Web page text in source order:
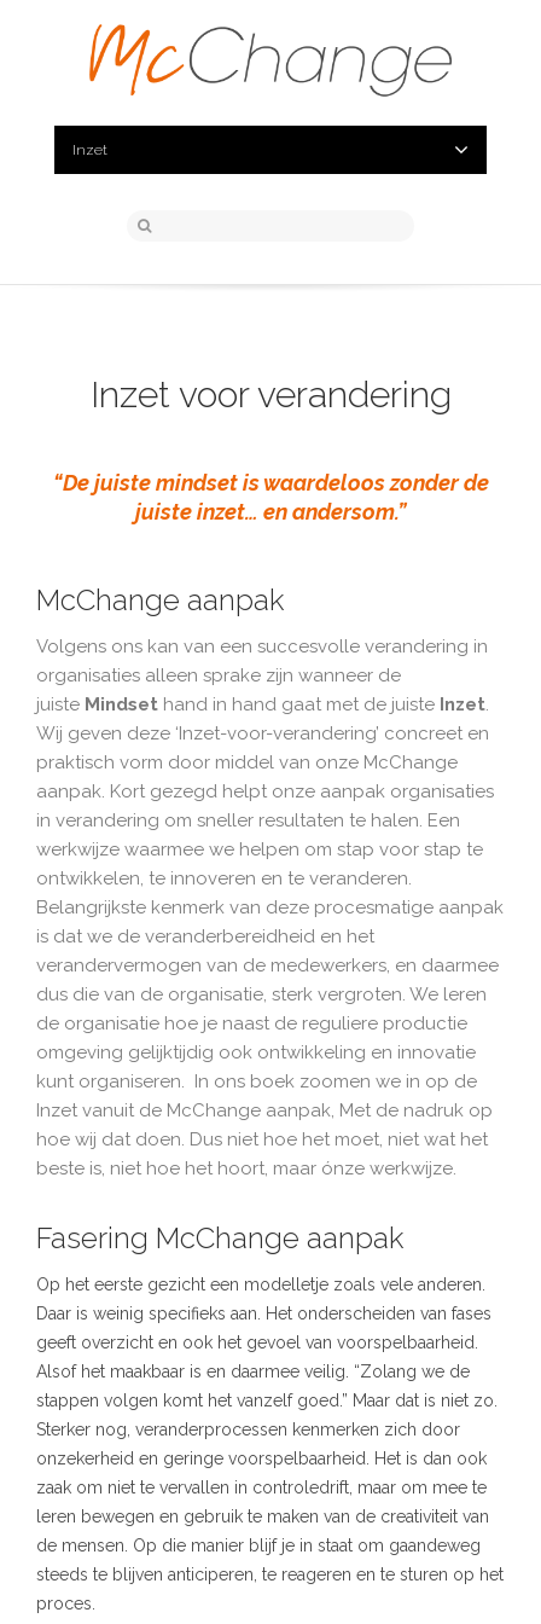
Inzet
Inzet voor verandering
“De juiste mindset is waardeloos zonder de
juiste inzet… en andersom.”
McChange aanpak
Volgens ons kan van een succesvolle verandering in
organisaties alleen sprake zijn wanneer de
juiste Mindset hand in hand gaat met de juiste Inzet.
Wij geven deze ‘Inzet-voor-verandering’ concreet en
praktisch vorm door middel van onze McChange
aanpak. Kort gezegd helpt onze aanpak organisaties
in verandering om sneller resultaten te halen. Een
werkwijze waarmee we helpen om stap voor stap te
ontwikkelen, te innoveren en te veranderen.
Belangrijkste kenmerk van deze procesmatige aanpak
is dat we de veranderbereidheid en het
verandervermogen van de medewerkers, en daarmee
dus die van de organisatie, sterk vergroten. We leren
de organisatie hoe je naast de reguliere productie
omgeving gelijktijdig ook ontwikkeling en innovatie
kunt organiseren. In ons boek zoomen we in op de
Inzet vanuit de McChange aanpak, Met de nadruk op
hoe wij dat doen. Dus niet hoe het moet, niet wat het
beste is, niet hoe het hoort, maar ónze werkwijze.
Fasering McChange aanpak
Op het eerste gezicht een modelletje zoals vele anderen.
Daar is weinig specifieks aan. Het onderscheiden van fases
geeft overzicht en ook het gevoel van voorspelbaarheid.
Alsof het maakbaar is en daarmee veilig. “Zolang we de
stappen volgen komt het vanzelf goed.” Maar dat is niet zo.
Sterker nog, veranderprocessen kenmerken zich door
onzekerheid en geringe voorspelbaarheid. Het is dan ook
zaak om niet te vervallen in controledrift, maar om mee te
leren bewegen en gebruik te maken van de creativiteit van
de mensen. Op die manier blijf je in staat om gaandeweg
steeds te blijven anticiperen, te reageren en te sturen op het
proces.